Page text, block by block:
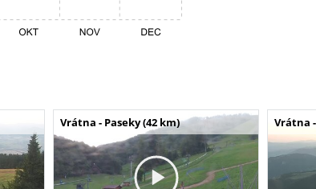
Vrátna - Paseky (42 km) Vrátna -